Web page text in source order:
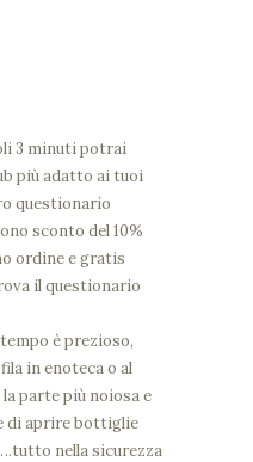
3 minuti potrai
più adatto ai tuoi
questionario
sconto del 10%
ordine e gratis
il questionario
è prezioso,
in enoteca o al
parte più noiosa e
di aprire bottiglie
nella sicurezza